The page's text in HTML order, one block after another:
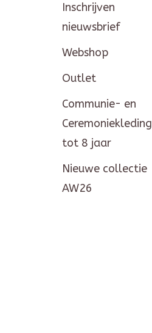
Inschrijven
nieuwsbrief
Webshop
Outlet
Communie- en
Ceremoniekleding
tot 8 jaar
Nieuwe collectie
AW26